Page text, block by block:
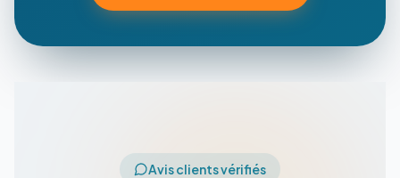
Avis clients vérifiés